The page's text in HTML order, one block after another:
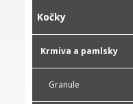
Kočky
Krmiva a pamlsky
Granule